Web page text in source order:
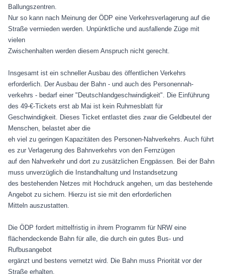
Ballungszentren.
Nur so kann nach Meinung der ÖDP eine Verkehrsverlagerung auf die
Straße vermieden werden. Unpünktliche und ausfallende Züge mit
vielen
Zwischenhalten werden diesem Anspruch nicht gerecht.
Insgesamt ist ein schneller Ausbau des öffentlichen Verkehrs
erforderlich. Der Ausbau der Bahn - und auch des Personennah-
verkehrs - bedarf einer "Deutschlandgeschwindigkeit". Die Einführung
des 49-€-Tickets erst ab Mai ist kein Ruhmesblatt für
Geschwindigkeit. Dieses Ticket entlastet dies zwar die Geldbeutel der
Menschen, belastet aber die
eh viel zu geringen Kapazitäten des Personen-Nahverkehrs. Auch führt
es zur Verlagerung des Bahnverkehrs von den Fernzügen
auf den Nahverkehr und dort zu zusätzlichen Engpässen. Bei der Bahn
muss unverzüglich die Instandhaltung und Instandsetzung
des bestehenden Netzes mit Hochdruck angehen, um das bestehende
Angebot zu sichern. Hierzu ist sie mit den erforderlichen
Mitteln auszustatten.
Die ÖDP fordert mittelfristig in ihrem Programm für NRW eine
flächendeckende Bahn für alle, die durch ein gutes Bus- und
Rufbusangebot
ergänzt und bestens vernetzt wird. Die Bahn muss Priorität vor der
Straße erhalten.